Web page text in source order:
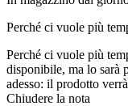
Perché ci vuole più
Perché ci vuole più
disponibile, ma lo sarà
adesso: il prodotto
Chiudere la nota